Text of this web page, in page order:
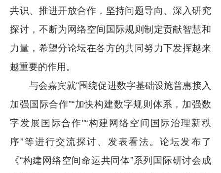
共识、推进开放合作，坚持问题导向、深入研究
探讨，不断为网络空间国际规则制定贡献智慧和
力量，希望分论坛在各方的共同努力下发挥越来
越重要的作用。
与会嘉宾就“围绕促进数字基础设施普惠接入
加强国际合作”“加快构建数字规则体系，加强数
字发展国际合作”“构建网络空间国际治理新秩
序”等进行交流探讨、发表看法。论坛发布了
《“构建网络空间命运共同体”系列国际研讨会成